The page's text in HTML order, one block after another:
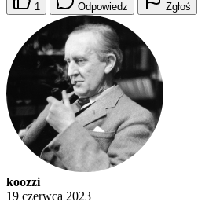
1 Odpowiedz Zgłoś
koozzi
19 czerwca 2023